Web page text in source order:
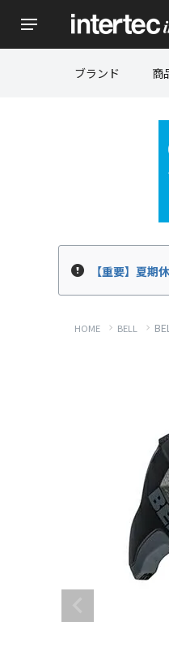
ブランド 商
【重要】夏期
HOME BELL